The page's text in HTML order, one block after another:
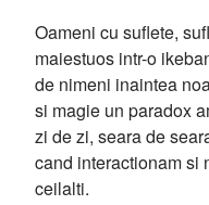
Oameni cu suflete,
maiestuos intr-o
de nimeni inaintea
si magie un paradox
zi de zi, seara de
cand interactionam si
ceilalti.